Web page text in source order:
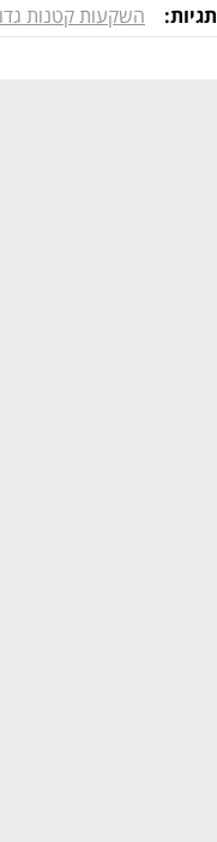
תגיות: השקעות קטנות